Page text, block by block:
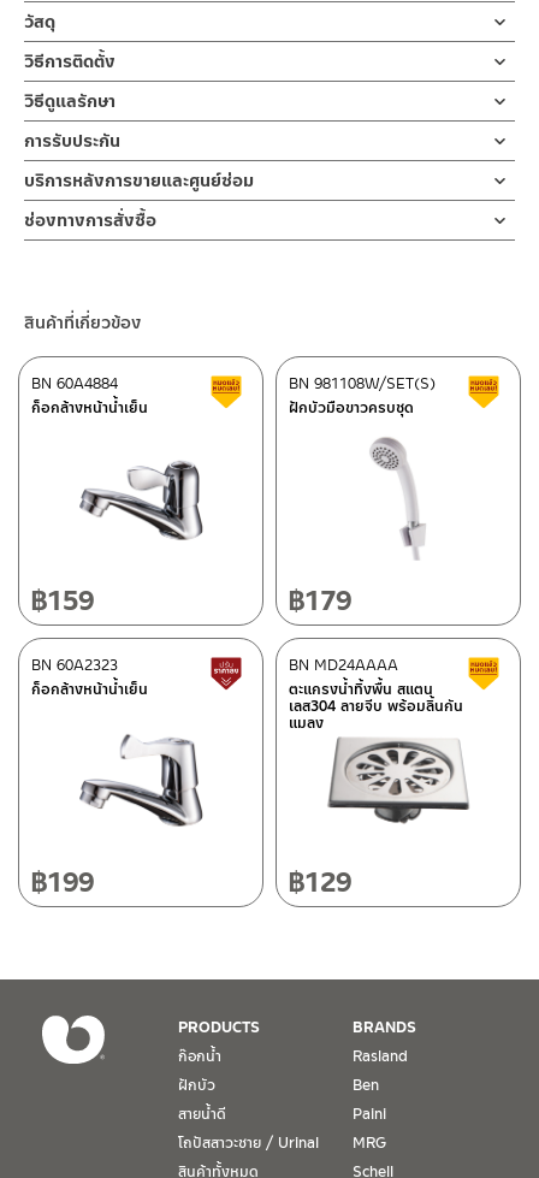
สต็อปฝักบัว วาล์วเปิด-ปิดน้ำ ก๊อกฝักบัว หรือวาล์วฝักบัวน้ำเย็น ผลิต
จากสแตนเลส เกรด 304 ด้าน ก้านเปิด-ปิดแบบก้านปัด ขนาดมาตรา
ฐาน สามารถใส่กับข้อต่อขนาด 1/2 ” ตามมาตราฐานสากล มาพร้อมฝา
ครอบ รับประกันไส้วาล์ว 10 ปี
ก๊อกฝักบัว วาล์วเปิดฝักบัว ผลิตจากสแตนเลส เกรด 304 ด้าน ทนทาน
แข็งแรง ต้านการกัดกร่อนสูง และไม่ขึ้นสนิม ไม่เป็นรอยคราบน้ำ ใช้
สำหรับควบคุมการเปิด-ปิดน้ำ สำหรับน้ำเย็นติดตั้งแบบท่อเดียว ไปยัง
ฝักบัวมือหรือฝักบัวอาบน้ำ การออกแบบ ที่มีมือจับเป็นทรงก้านปัด ให้
ความรู้สึกร่วมสมัย ส่งเสริม ความรู้สึกที่สวยงามและหรูหราของก๊อกใน
ปี เต็ม
วัสดุ
สต็อปฝักบัว
ผลิตจากสแตนเลส เกรด 304
วิธีการติดตั้ง
ข้อแนะนำในการติดตั้ง
สำหรับการติดตั้งใหม่ ให้ไล่ฝุ่น เศษทราย เศษท่อ ออกจากท่อน้ำก่อนติด
ตั้งสินค้า โดยปล่อยน้ำให้ไหลออกจากท่อนาน 1 นาที เพื่อให้แรงน้ำพัดพา
เศษละอองต่างๆ ออกจากท่อน้ำ มิเช่นนั้นสิ่งสกปรกจะเข้าไปภายในสินค้า
และสร้างความเสียหายได้ หากตรวจพบเศษละอองต่างๆในสินค้า จะไม่อยู่
ในเงื่อนไขการรับประกัน
วิธีดูแลรักษา
คำแนะนำในการดูแลรักษาผลิตภัณฑ์
1. ไม่ทำสินค้าให้เกิดความเสียหายอื่น ๆ นอกจากการใช้งานปกติ เช่นไม่
ทำตก ไม่งัดหรือโยกสินค้าแรงๆ
2. ทำความสะอาดสินค้าโดยการใช้ผ้านุ่มๆชุบน้ำหมาดๆแล้วเช็ดให้แห้ง
3. ห้ามใช้สารเคมีที่มีฤทธิ์เป็นกรด ในการทำความสะอาด เนื่องจากผิว
บนตัวสินค้า ซึ่งจะสร้างความเสียหายให้เกิดขึ้นกับผิวของสินค้าได้
การรับประกัน
รับประกันไส้วาล์ว ไม่รั่วซึม 10 ปี
บริการหลังการขายและศูนย์ซ่อม
ช่องทางออนไลน์
– Email: contact@charnpaiboon.com
ศูนย์บริการและอะไหล่ กรุงเทพฯ
662/61-62 ถนน พระราม3 แขวงบางโพงพาง เขตยานนาวา กรุงเทพฯ
โทร: 02-358-0080 / 080-075-8668 / 091-545-0556
ศูนย์บริการและอะไหล่ เชียงใหม่
118/33 โครงการอรสิริน ม.8 ต.สันปูเลย อ.ดอยสะเก็ด เชียงใหม่
โทร: 080-075-2626
วันจันทร์ – วันศุกร์ เวลา 8:30-17:30 น.
วันเสาร์ เวลา 8:30-15:00 น.
1. การรับประกัน จะต้องมีหลักฐานการซื้อ หรือ ใบเสร็จ โดยทางบริษัทฯ
ขอตรวจสอบโดยนับวันซื้อขายเป็นสำคัญ ทางบริษัทฯ ไม่สามารถให้
เงื่อนไขการรับประกันสินค้าได้ หากไม่มีเอกสารดังกล่าว
2. การรับประกันสินค้า จะรับประกันฉพาะสินค้าที่อยู่ในสภาพการใช้งาน
ปกติ หากมีตำหนิ ชำรุด ร้าว ตกพื้น หรือสภาพภายนอกอยู่ในสภาพที่ใช้
ช่องทางการสั่งซื้อ
– Shopee
–Lazada
–ซื้อสินค้าชิ้นนี้บน Shopee>> คลิกที่นี่<<
ติดต่อพนักงานขาย / Contact Sales Staff
โทร: 02-285-5795
@charnpaiboon.sales
ติดต่อ ชาญไพบูลย์ / Contact Us คลิกที่นี่
สินค้าที่เกี่ยวข้อง
ก็อกล้างหน้าน้ำเย็น
BN 60A4884 สินค้าลดราคา เคลียร์สต็อก
฿159
ฝักบัวมือขาวครบชุด
BN 981108W/SET(S)
฿179
ก็อกล้างหน้าน้ำเย็น
BN 60A2323 สินค้าปรับราคาลดลง
฿199
ตะแกรงน้ำทิ้งพื้น สแตน
เลส304 ลายจีบ พร้อมลิ้นกัน
แมลง
BN MD24AAAA
฿129
PRODUCTS
ก๊อกน้ำ
ฝักบัว
สายน้ำดี
โถปัสสาวะชาย / Urinal
สินค้าทั้งหมด
BRANDS
Rasland
Ben
Paini
MRG
Schell